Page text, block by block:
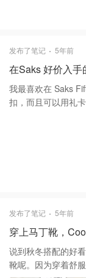
也更别具一格，低
发布了笔记 5年前
在Saks 好价入手
我最喜欢在 Saks
扣，而且可以用礼卡和积
不仅可以单肩背也
立，以突破性的雕
发布了笔记 5年前
穿上马丁靴，
说到秋冬搭配的好
靴呢。因为穿着舒